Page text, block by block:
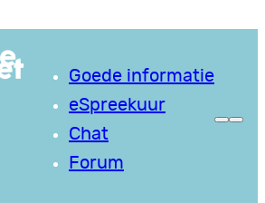
Goede informatie
eSpreekuur
Chat
Forum